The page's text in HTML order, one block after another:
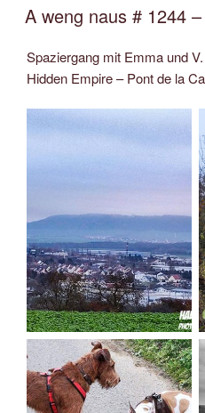
AM
A weng naus # 1244
Spaziergang mit Emma und
Hidden Empire – Pont de la